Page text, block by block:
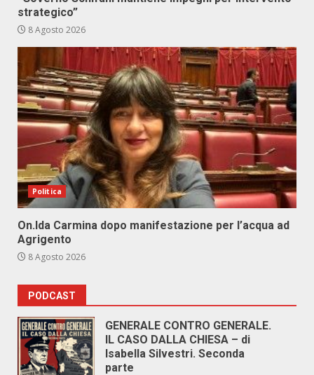
strategico”
8 Agosto 2026
Politica
On.Ida Carmina dopo manifestazione per l’acqua ad
Agrigento
8 Agosto 2026
PODCAST
GENERALE CONTRO GENERALE.
IL CASO DALLA CHIESA – di
Isabella Silvestri. Seconda
parte